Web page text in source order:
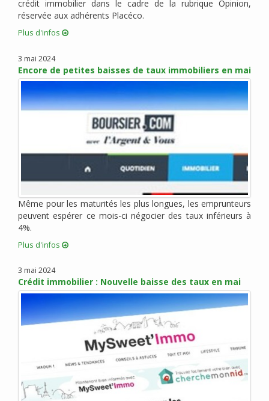
octobre 2015 (6)
septembre 2015 (9)
juin 2015 (4)
mai 2015 (5)
avril 2015 (5)
mars 2015 (5)
décembre 2014 (1)
novembre 2014 (1)
septembre 2014 (1)
juillet 2014 (1)
mai 2014 (2)
avril 2014 (1)
mars 2014 (2)
janvier 2014 (2)
novembre 2013 (6)
octobre 2013 (3)
septembre 2013 (3)
mai 2013 (5)
avril 2013 (6)
crédit immobilier dans le cadre de la rubrique Opinion,
réservée aux adhérents Placéco.
Plus d'infos
3 mai 2024
Encore de petites baisses de taux immobiliers en mai
Même pour les maturités les plus longues, les emprunteurs
peuvent espérer ce mois-ci négocier des taux inférieurs à
4%.
Plus d'infos
3 mai 2024
Crédit immobilier : Nouvelle baisse des taux en mai